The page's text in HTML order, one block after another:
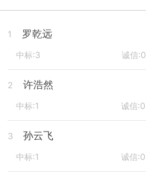
1 罗乾远
中标:3 诚信:0
2 许浩然
中标:1 诚信:0
3 孙云飞
中标:1 诚信:0